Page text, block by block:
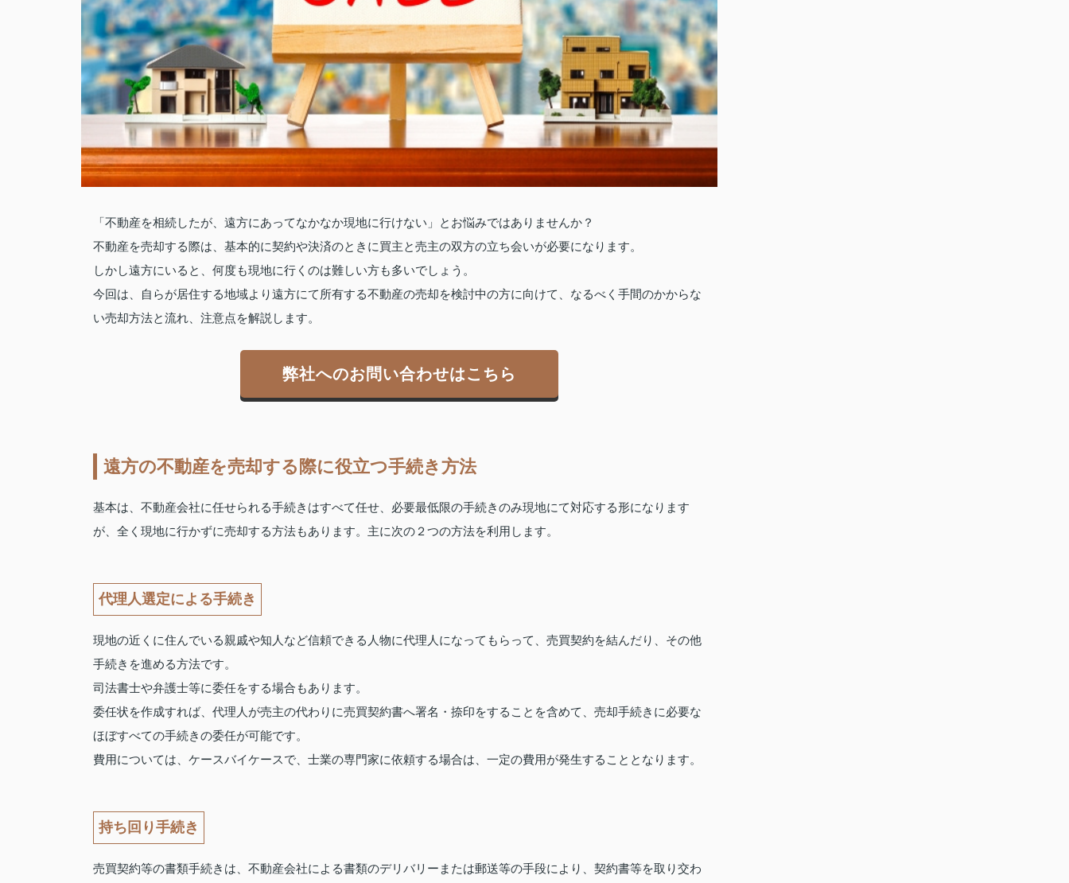
「不動産を相続したが、遠方にあってなかなか現地に行けない」とお悩みではありませんか？
不動産を売却する際は、基本的に契約や決済のときに買主と売主の双方の立ち会いが必要になります。
しかし遠方にいると、何度も現地に行くのは難しい方も多いでしょう。
今回は、自らが居住する地域より遠方にて所有する不動産の売却を検討中の方に向けて、なるべく手間のかからな
い売却方法と流れ、注意点を解説します。
弊社へのお問い合わせはこちら
遠方の不動産を売却する際に役立つ手続き方法
基本は、不動産会社に任せられる手続きはすべて任せ、必要最低限の手続きのみ現地にて対応する形になります
が、全く現地に行かずに売却する方法もあります。主に次の２つの方法を利用します。
代理人選定による手続き
現地の近くに住んでいる親戚や知人など信頼できる人物に代理人になってもらって、売買契約を結んだり、その他
手続きを進める方法です。
司法書士や弁護士等に委任をする場合もあります。
委任状を作成すれば、代理人が売主の代わりに売買契約書へ署名・捺印をすることを含めて、売却手続きに必要な
ほぼすべての手続きの委任が可能です。
費用については、ケースバイケースで、士業の専門家に依頼する場合は、一定の費用が発生することとなります。
持ち回り手続き
売買契約等の書類手続きは、不動産会社による書類のデリバリーまたは郵送等の手段により、契約書等を取り交わ